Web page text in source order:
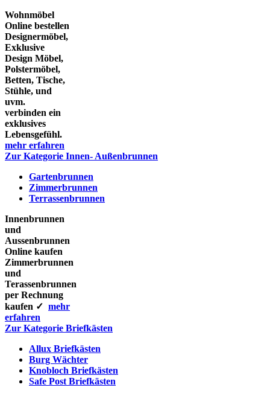
Wohnmöbel
Online bestellen
Designermöbel,
Exklusive
Design Möbel,
Polstermöbel,
Betten, Tische,
Stühle, und
uvm.
verbinden ein
exklusives
Lebensgefühl.
mehr erfahren
Zur Kategorie Innen- Außenbrunnen
Gartenbrunnen
Zimmerbrunnen
Terrassenbrunnen
Innenbrunnen
und
Aussenbrunnen
Online kaufen
Zimmerbrunnen
und
Terassenbrunnen
per Rechnung
kaufen ✓ mehr
erfahren
Zur Kategorie Briefkästen
Allux Briefkästen
Burg Wächter
Knobloch Briefkästen
Safe Post Briefkästen